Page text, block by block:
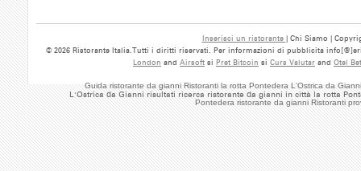
Guida ristorante da gianni Ristoranti la rotta Pontedera L'Ostrica da
L'Ostrica da Gianni risultati ricerca ristorante da gianni in città la rotta
Pontedera ristorante da gianni Ristoranti
Inserisci un ristorante | Chi Siamo |
© 2026 Ristorante Italia.Tutti i diritti riservati. Per informazioni di pubblicita
London and Airsoft si Pret Bitcoin si Curs Valutar and Otel